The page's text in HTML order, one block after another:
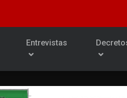
Entrevistas